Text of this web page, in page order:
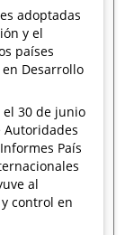
adoptadas
y el
países
Desarrollo
30 de junio
País
al
control en